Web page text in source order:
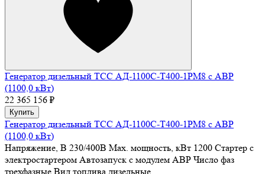
Генератор дизельный ТСС АД-1100С-Т400-1РМ8 с АВР
(1100,0 кВт)
22 365 156 ₽
Купить
Генератор дизельный ТСС АД-1100С-Т400-1РМ8 с АВР
(1100,0 кВт)
Напряжение, В 230/400В Max. мощность, кВт 1200 Стартер с
электростартером Автозапуск с модулем АВР Число фаз
трехфазные Вид топлива дизельные